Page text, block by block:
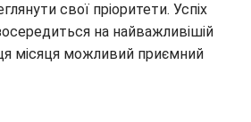
свої пріоритети. Успіх
на найважливішій
місяця можливий приємний